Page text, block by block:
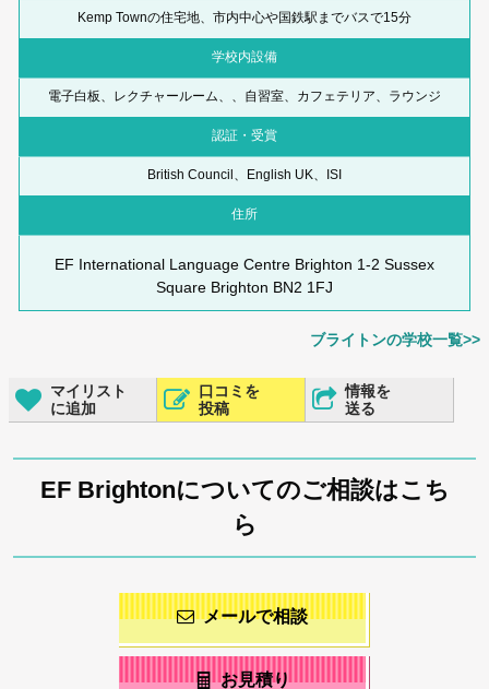
Kemp Townの住宅地、市内中心や国鉄駅までバスで15分
学校内設備
電子白板、レクチャールーム、、自習室、カフェテリア、ラウンジ
認証・受賞
British Council、English UK、ISI
住所
EF International Language Centre Brighton 1-2 Sussex
Square Brighton BN2 1FJ
ブライトンの学校一覧>>
マイリスト
に追加
口コミを
投稿
情報を
送る
EF Brightonについてのご相談はこち
ら
メールで相談
お見積り